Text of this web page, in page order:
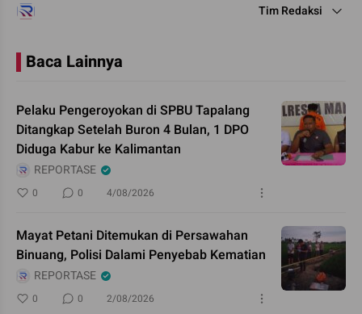
Tim Redaksi
Baca Lainnya
Pelaku Pengeroyokan di SPBU Tapalang
Ditangkap Setelah Buron 4 Bulan, 1 DPO
Diduga Kabur ke Kalimantan
REPORTASE
0 0 4/08/2026
Mayat Petani Ditemukan di Persawahan
Binuang, Polisi Dalami Penyebab Kematian
REPORTASE
0 0 2/08/2026